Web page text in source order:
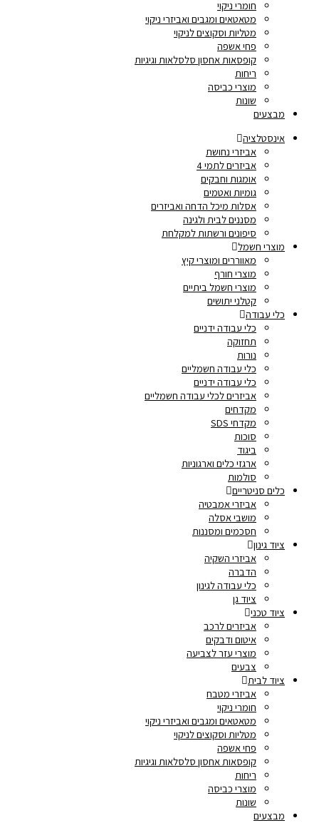
חומרי ניקוי
מטאטאים ומגבים ואביזרי ניקוי
מטליות וסקוצים לניקוי
פחי אשפה
קופסאות אחסון סלסלאות וגיגיות
ריחות
מוצרי כביסה
שונות
מבצעים
אינסטלציה
אביזרי נחושת
אביזרים לתמי 4
אומגות וחבקים
גומיות ואטמים
אסלות מיכל הדחה ואביזרים
מסננים לבית ולגינה
סיפונים ורשתות למקלחת
מוצרי חשמל
מאווררים ומוצרי קיץ
מוצרי חורף
מוצרי חשמל ביתיים
קטלני יתושים
כלי עבודה
כלי עבודה ידניים
תחזוקה
נורות
כלי עבודה חשמליים
כלי עבודה ידניים
אביזרים לכלי עבודה חשמליים
מקדחים
מקדחי SDS
סוכות
ביגוד
ארגזי כלים וארגוניות
סולמות
כלים סניטריים
אביזרי אמבטיה
מושבי אסלה
חסכמים ומסננות
ציוד גינון
אביזרי השקיה
הדברה
כלי עבודה לגינון
ציוד גן
ציוד טכני
אביזרים לרכב
איטום ודבקים
מוצרי עזר לצביעה
צבעים
ציוד לבית
אביזרי מטבח
חומרי ניקוי
מטאטאים ומגבים ואביזרי ניקוי
מטליות וסקוצים לניקוי
פחי אשפה
קופסאות אחסון סלסלאות וגיגיות
ריחות
מוצרי כביסה
שונות
מבצעים